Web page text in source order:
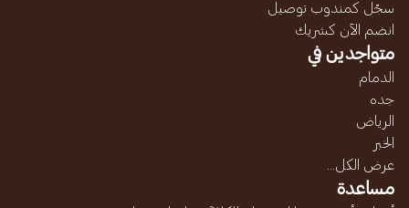
سجّل كمندوب توصيل
انضم الآن كشريك
متواجدين في
الدمام
جده
الرياض
الخبر
عرض الكل...
مساعدة